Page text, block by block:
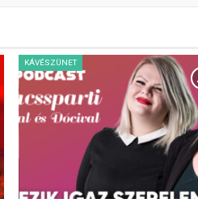
KÁVÉSZÜNET